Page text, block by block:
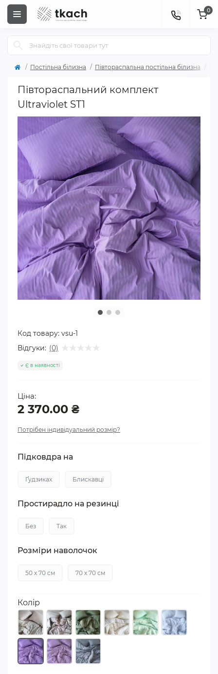
0
Постільна білизна Півтораспальна постільна білизна
Півтораспальний комплект
Ultraviolet ST1
Код товару: vsu-1
Відгуки: (0)
Є в наявності
Ціна:
2 370.00 ₴
Потрібен індивідуальний розмір?
Підковдра на
Ґудзиках Блискавці
Простирадло на резинці
Без Так
Розміри наволочок
50 х 70 см 70 х 70 см
Колір